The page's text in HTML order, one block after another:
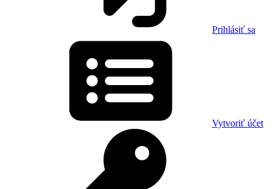
Prihlásiť sa
Vytvoriť účet